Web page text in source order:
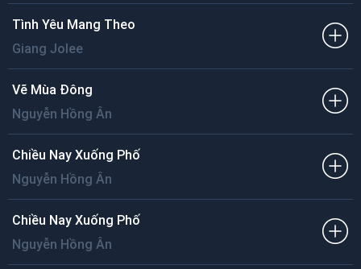
Tình Yêu Mang Theo
Giang Jolee
Vẽ Mùa Đông
Nguyễn Hồng Ân
Chiều Nay Xuống Phố
Nguyễn Hồng Ân
Chiều Nay Xuống Phố
Nguyễn Hồng Ân